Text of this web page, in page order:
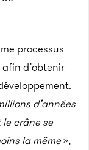
processus
d’obtenir
d’années
crâne se
la même»,